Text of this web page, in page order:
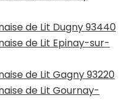
de Lit Dugny 93440
de Lit Epinay-sur-
de Lit Gagny 93220
de Lit Gournay-